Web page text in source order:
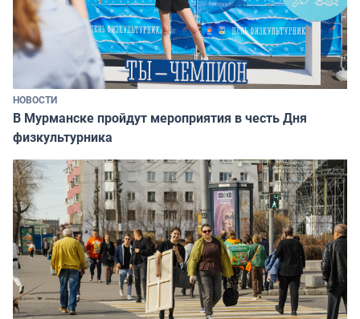
НОВОСТИ
В Мурманске пройдут мероприятия в честь Дня
физкультурника